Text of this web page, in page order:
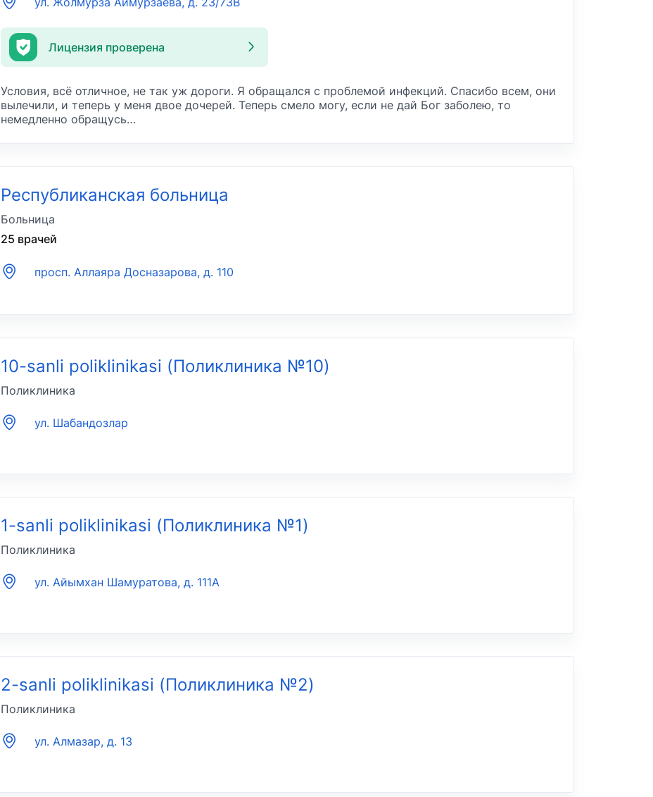
Лицензия проверена
Условия, всё отличное, не так уж дороги. Я обращался с проблемой инфекций. Спасибо всем, они
вылечили, и теперь у меня двое дочерей. Теперь смело могу, если не дай Бог заболею, то
немедленно обращусь…
Республиканская больница
Больница
25 врачей
просп. Аллаяра Досназарова, д. 110
10-sanli poliklinikasi (Поликлиника №10)
Поликлиника
ул. Шабандозлар
1-sanli poliklinikasi (Поликлиника №1)
Поликлиника
ул. Айымхан Шамуратова, д. 111А
2-sanli poliklinikasi (Поликлиника №2)
Поликлиника
ул. Алмазар, д. 13